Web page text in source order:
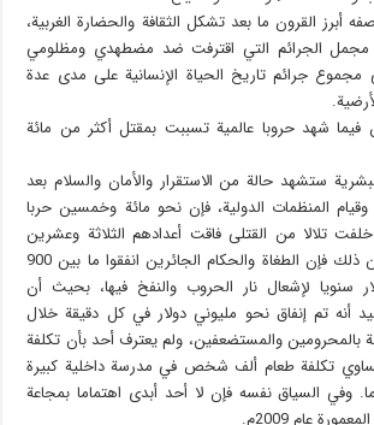
أبرز القرون ما بعد تشكل الثقافة والحضارة الغربية،
مجمل الجرائم التي اقترفت ضد مضطهدي ومظلومي
مجموع جرائم تاريخ الحياة الإنسانية على مدى عدة
فيما شهد حروبا عالمية تسببت بمقتل أكثر من مائة
ستشهد حالة من الاستقرار والأمان والسلام بعد
وقيام المنظمات الدولية، فإن نحو مائة وخمسين حربا
خلفت تلالا من القتلى فاقت أعدادهم الثلاثة وعشرين
مليون قتيل. وفضلا عن ذلك فإن الطغاة والحكام الجائرين انفقوا ما بين 900
سنويا لإشعال نار الحروب والنفخ فيها، بحيث أن
أنه تم إنفاق نحو مليوني دولار في كل دقيقة خلال
بالمحرومين والمستضعفين، ولم يعترف أحد بأن تكلفة
تكلفة طعام ألف شخص في مدرسة داخلية كبيرة
السياق نفسه فإن لا أحد أبدى اهتماما بمجاعة
عام 2009م.